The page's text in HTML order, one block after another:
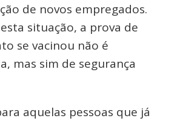
de novos empregados.
situação, a prova de
se vacinou não é
mas sim de segurança
aquelas pessoas que já